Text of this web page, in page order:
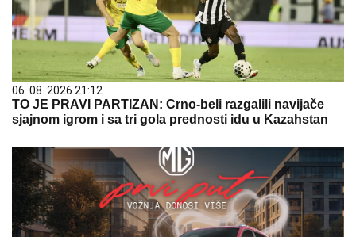
06. 08. 2026 21:12
TO JE PRAVI PARTIZAN: Crno-beli razgalili navijače
sjajnom igrom i sa tri gola prednosti idu u Kazahstan